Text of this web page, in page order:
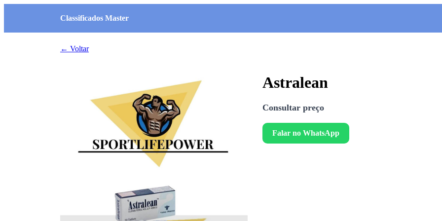
Classificados Master
← Voltar
Astralean
Consultar preço
Falar no WhatsApp